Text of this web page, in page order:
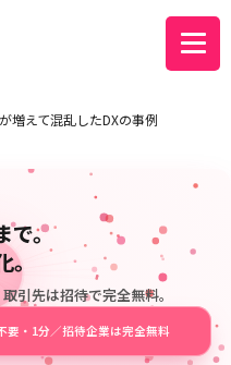
増えて混乱したDXの事例
で。
引先は招待で完全無料。
要・1分／招待企業は完全無料